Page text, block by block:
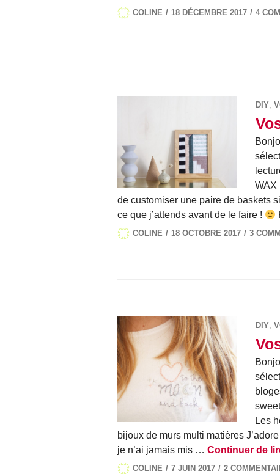
COLINE 18 DÉCEMBRE 2017 4
DIY,
WAX
de customiser une paire de baskets
ce que j’attends avant de le faire !
COLINE 18 OCTOBRE 2017 3
DIY,
Les
bijoux de murs multi matières
je n’ai jamais mis … Continuer de
COLINE 7 JUIN 2017 2